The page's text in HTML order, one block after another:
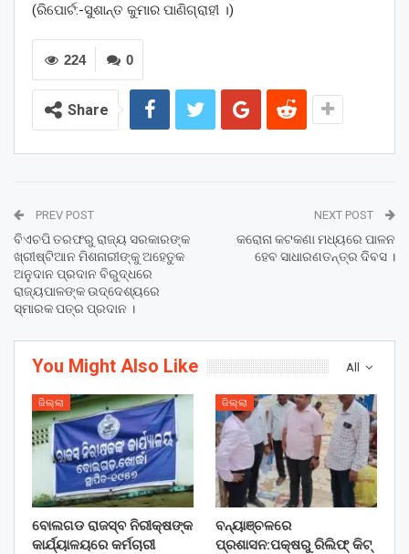
(ରିପୋର୍ଟ:-ସୁଶାନ୍ତ କୁମାର ପାଣିଗ୍ରାହୀ ।)
0
224
Share
PREV POST
ବିଏଚପି ତରଫରୁ ରାଜ୍ୟ ସରକାରଙ୍କ
ଖ୍ରୀଷ୍ଟିଆନ ମିଶନାରୀଙ୍କୁ ଅହେତୁକ
ଅନୁଦାନ ପ୍ରଦାନ ବିରୁଦ୍ଧରେ
ରାଜ୍ୟପାଳଙ୍କ ଉଦ୍ଦେଶ୍ୟରେ
ସ୍ମାରକ ପତ୍ର ପ୍ରଦାନ ।
NEXT POST
କରୋନା କଟକଣା ମଧ୍ୟରେ ପାଳନ
ହେବ ସାଧାରଣତନ୍ତ୍ର ଦିବସ ।
All
You Might Also Like
ଜିଲ୍ଲା
ବୋଲଗଡ ରାଜସ୍ବ ନିରୀକ୍ଷଙ୍କ
କାର୍ଯ୍ୟାଳୟରେ କର୍ମଚାରୀ
ଜିଲ୍ଲା
ବନ୍ୟାଞ୍ଚଳରେ
ପ୍ରଶାସନ:ପକ୍ଷରୁ ରିଲିଫ୍ କିଟ୍